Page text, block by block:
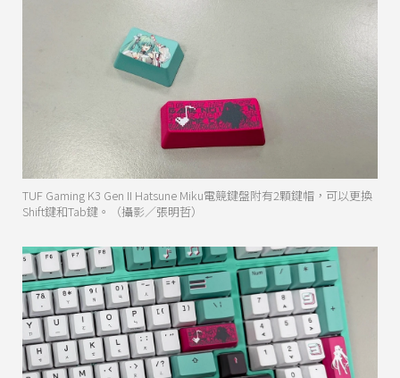
TUF Gaming K3 Gen II Hatsune Miku電競鍵盤附有2顆鍵帽，可以更換
Shift鍵和Tab鍵。（攝影／張明哲）